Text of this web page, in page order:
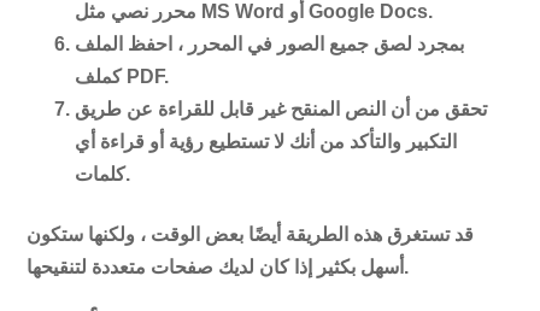
محرر نصي مثل MS Word أو Google Docs.
بمجرد لصق جميع الصور في المحرر ، احفظ الملف
كملف PDF.
تحقق من أن النص المنقح غير قابل للقراءة عن طريق
التكبير والتأكد من أنك لا تستطيع رؤية أو قراءة أي
كلمات.
قد تستغرق هذه الطريقة أيضًا بعض الوقت ، ولكنها ستكون
أسهل بكثير إذا كان لديك صفحات متعددة لتنقيحها.